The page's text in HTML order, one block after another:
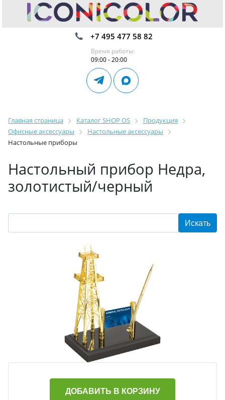
+7 495 477 58 82
Время работы:
09:00 - 20:00
Главная страница Каталог SHOP OS
Продукция
Офисные аксессуары
Настольные аксессуары
Настольные приборы
Настольный прибор Недра,
золотистый/черный
ДОБАВИТЬ В КОРЗИНУ